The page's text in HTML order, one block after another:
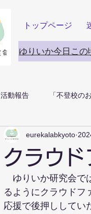
トップページ
ゆりいか今日この
活動報告 「不登校の
クラウド
eurekalabkyoto
ゆりいか研究会で
るようにクラウドフ
応援で後押ししてい